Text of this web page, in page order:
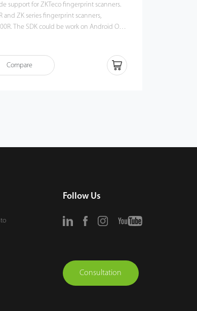
support for ZKTeco fingerprint scanners.
and ZK series fingerprint scanners,
The SDK could be work on Android OS.
Compare
Follow Us
Consultation